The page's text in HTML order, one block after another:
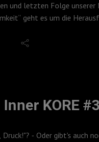
und letzten Folge unserer
geht es um die
ohne uns selbst zu
Wöller betont: „Ich bin
darf mich jederzeit
Professionalität: Warum
als Führungskraft: Wie wir
Inner KORE
Druck!"? - Oder gibt's auch